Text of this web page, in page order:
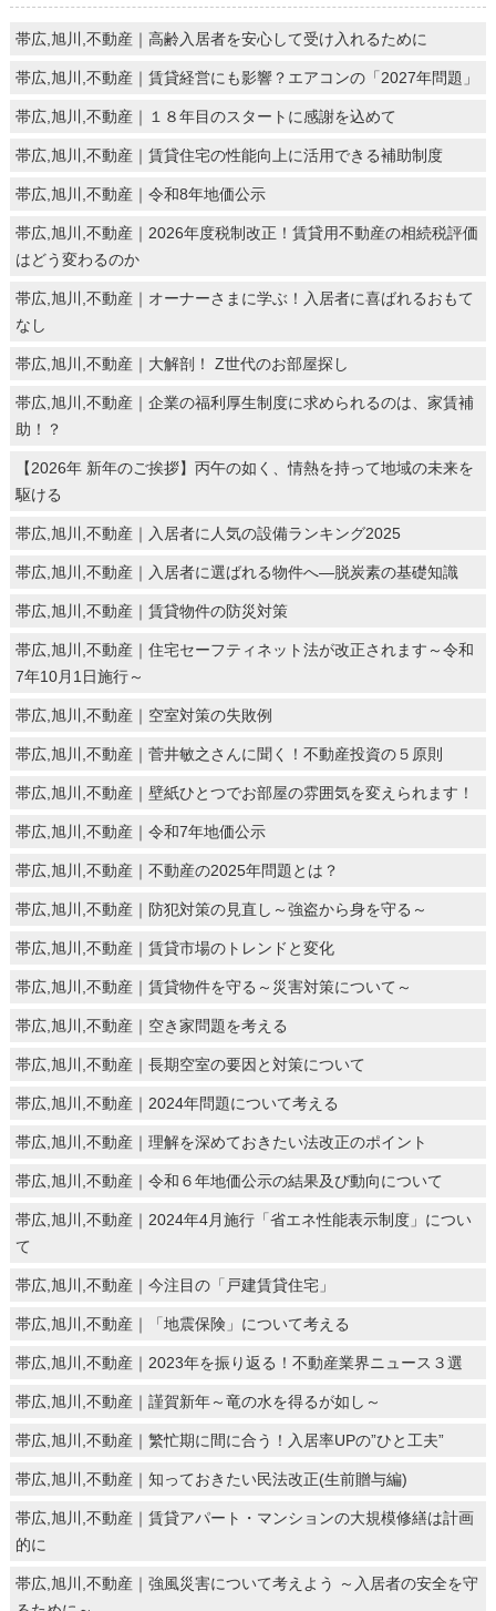
帯広,旭川,不動産｜高齢入居者を安心して受け入れるために
帯広,旭川,不動産｜賃貸経営にも影響？エアコンの「2027年問題」
帯広,旭川,不動産｜１８年目のスタートに感謝を込めて
帯広,旭川,不動産｜賃貸住宅の性能向上に活用できる補助制度
帯広,旭川,不動産｜令和8年地価公示
帯広,旭川,不動産｜2026年度税制改正！賃貸用不動産の相続税評価
はどう変わるのか
帯広,旭川,不動産｜オーナーさまに学ぶ！入居者に喜ばれるおもて
なし
帯広,旭川,不動産｜大解剖！ Z世代のお部屋探し
帯広,旭川,不動産｜企業の福利厚生制度に求められるのは、家賃補
助！？
【2026年 新年のご挨拶】丙午の如く、情熱を持って地域の未来を
駆ける
帯広,旭川,不動産｜入居者に人気の設備ランキング2025
帯広,旭川,不動産｜入居者に選ばれる物件へ―脱炭素の基礎知識
帯広,旭川,不動産｜賃貸物件の防災対策
帯広,旭川,不動産｜住宅セーフティネット法が改正されます～令和
7年10月1日施行～
帯広,旭川,不動産｜空室対策の失敗例
帯広,旭川,不動産｜菅井敏之さんに聞く！不動産投資の５原則
帯広,旭川,不動産｜壁紙ひとつでお部屋の雰囲気を変えられます！
帯広,旭川,不動産｜令和7年地価公示
帯広,旭川,不動産｜不動産の2025年問題とは？
帯広,旭川,不動産｜防犯対策の見直し～強盗から身を守る～
帯広,旭川,不動産｜賃貸市場のトレンドと変化
帯広,旭川,不動産｜賃貸物件を守る～災害対策について～
帯広,旭川,不動産｜空き家問題を考える
帯広,旭川,不動産｜長期空室の要因と対策について
帯広,旭川,不動産｜2024年問題について考える
帯広,旭川,不動産｜理解を深めておきたい法改正のポイント
帯広,旭川,不動産｜令和６年地価公示の結果及び動向について
帯広,旭川,不動産｜2024年4月施行「省エネ性能表示制度」につい
て
帯広,旭川,不動産｜今注目の「戸建賃貸住宅」
帯広,旭川,不動産｜「地震保険」について考える
帯広,旭川,不動産｜2023年を振り返る！不動産業界ニュース３選
帯広,旭川,不動産｜謹賀新年～竜の水を得るが如し～
帯広,旭川,不動産｜繁忙期に間に合う！入居率UPの”ひと工夫”
帯広,旭川,不動産｜知っておきたい民法改正(生前贈与編)
帯広,旭川,不動産｜賃貸アパート・マンションの大規模修繕は計画
的に
帯広,旭川,不動産｜強風災害について考えよう ～入居者の安全を守